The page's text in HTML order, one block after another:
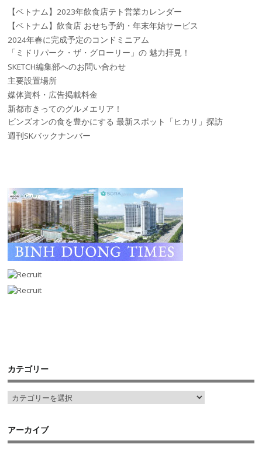
【ベトナム】2023年飲食店テト営業カレンダー
【ベトナム】飲食店 おせち予約・年末年始サービス
2024年春に完成予定のコンドミニアム
「ミドリパーク・ザ・グローリー」の 魅力拝見！
SKETCH編集部へのお問い合わせ
主要設置場所
媒体資料・広告掲載料金
新都市きってのグルメエリア！
ビンズオンの食を豊かにする 最新スポット「ヒカリ」探訪
週刊SKバックナンバー
カテゴリー
アーカイブ